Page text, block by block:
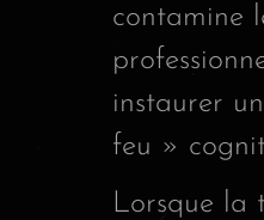
contamine
instaurer
feu »
Lorsque la